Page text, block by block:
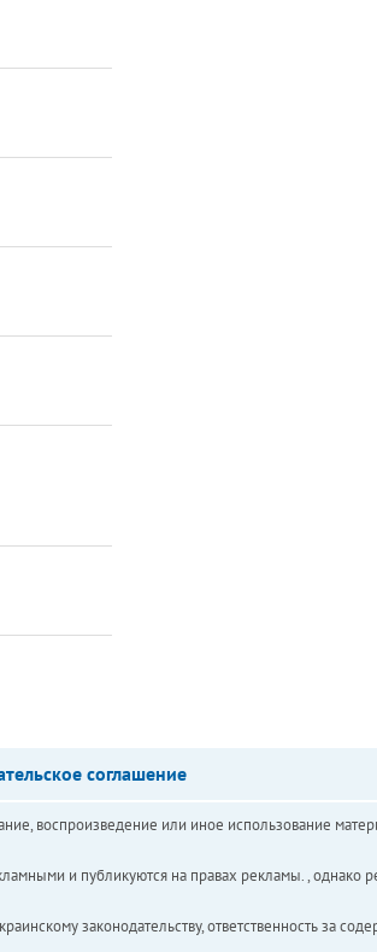
соглашение
воспроизведение или иное использование
и публикуются на правах рекламы. , однако
законодательству, ответственность за